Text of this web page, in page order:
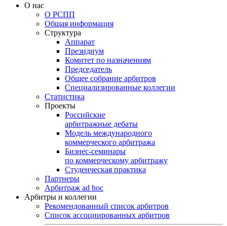
О нас
О РСПП
Общая информация
Структура
Аппарат
Президиум
Комитет по назначениям
Председатель
Общее собрание арбитров
Специализированные коллегии
Статистика
Проекты
Российские
арбитражные дебаты
Модель международного
коммерческого арбитража
Бизнес-семинары
по коммерческому арбитражу
Студенческая практика
Партнеры
Арбитраж ad hoc
Арбитры и коллегии
Рекомендованный список арбитров
Список ассоциированных арбитров